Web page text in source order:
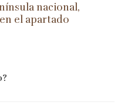
nacional,
el apartado